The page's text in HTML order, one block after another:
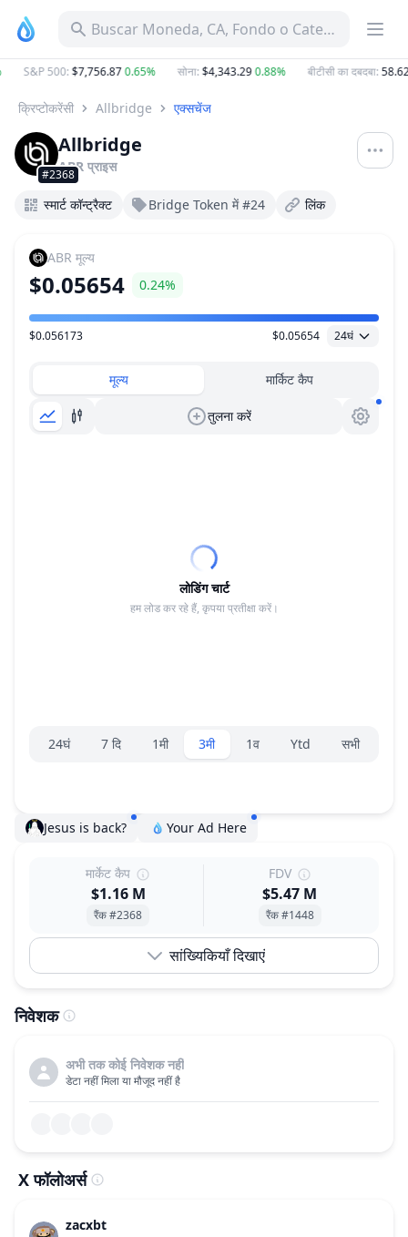
Buscar Moneda, CA, Fondo o Categoría
S&P 500:$7,756.870.65% सोना:$4,343.290.88% बीटीसी का दबदबा:
क्रिप्टोकरेंसी Allbridge एक्सचेंज
#2368
Allbridge
ABR प्राइस
स्मार्ट कॉन्ट्रैक्ट Bridge Token में #24 लिंक
ABR मूल्य
$0.05654 0.24%
मूल्य सीमा
$0.056173 $0.05654 24घं
मूल्य मार्किट कैप
तुलना करें
लोडिंग चार्ट
हम लोड कर रहे हैं, कृपया प्रतीक्षा करें।
रेंज चयनकर्ता।
24घं 7 दि 1मी 3मी 1व Ytd सभी
Jesus is back? Your Ad Here
मार्केट कैप
$1.16 M
रैंक #2368
FDV
$5.47 M
रैंक #1448
सांख्यिकियाँ दिखाएं
निवेशक
अभी तक कोई निवेशक नहीं
डेटा नहीं मिला या मौजूद नहीं है
X फॉलोअर्स
zacxbt